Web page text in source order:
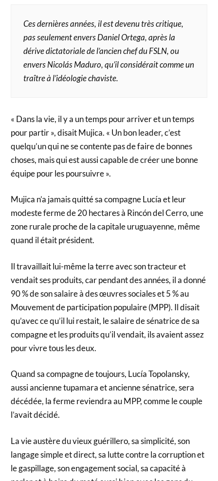
Ces dernières années, il est devenu très critique,
pas seulement envers Daniel Ortega, après la
dérive dictatoriale de l’ancien chef du FSLN, ou
envers Nicolás Maduro, qu’il considérait comme un
traître à l’idéologie chaviste.
« Dans la vie, il y a un temps pour arriver et un temps
pour partir », disait Mujica. « Un bon leader, c’est
quelqu’un qui ne se contente pas de faire de bonnes
choses, mais qui est aussi capable de créer une bonne
équipe pour les poursuivre ».
Mujica n’a jamais quitté sa compagne Lucía et leur
modeste ferme de 20 hectares à Rincón del Cerro, une
zone rurale proche de la capitale uruguayenne, même
quand il était président.
Il travaillait lui-même la terre avec son tracteur et
vendait ses produits, car pendant des années, il a donné
90 % de son salaire à des œuvres sociales et 5 % au
Mouvement de participation populaire (MPP). Il disait
qu’avec ce qu’il lui restait, le salaire de sénatrice de sa
compagne et les produits qu’il vendait, ils avaient assez
pour vivre tous les deux.
Quand sa compagne de toujours, Lucía Topolansky,
aussi ancienne tupamara et ancienne sénatrice, sera
décédée, la ferme reviendra au MPP, comme le couple
l’avait décidé.
La vie austère du vieux guérillero, sa simplicité, son
langage simple et direct, sa lutte contre la corruption et
le gaspillage, son engagement social, sa capacité à